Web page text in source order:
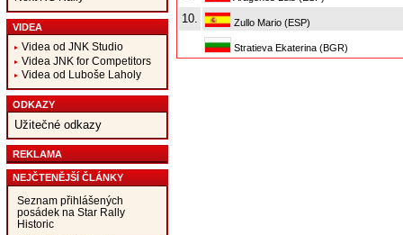
VIDEA
Videa od JNK Studio
Videa JNK for Competitors
Videa od Luboše Laholy
ODKAZY
Užitečné odkazy
REKLAMA
NEJČTENĚJŠÍ ČLÁNKY
Seznam přihlášených
posádek na Star Rally
Historic
10. Zullo Mario (ESP)
Stratieva Ekaterina (BGR)